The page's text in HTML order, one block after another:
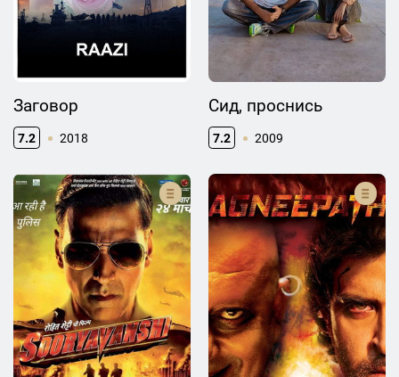
Заговор
7.2 2018
Сид, проснись
7.2 2009